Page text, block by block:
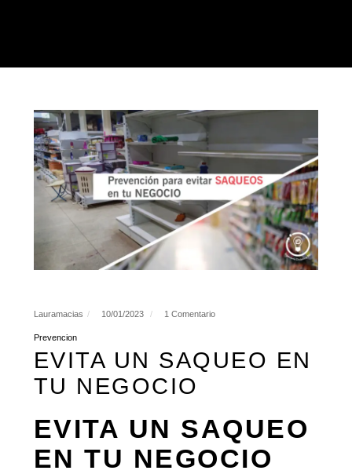
Lauramacias 10/01/2023 1 Comentario
Prevencion
EVITA UN SAQUEO EN
TU NEGOCIO
EVITA UN SAQUEO
EN TU NEGOCIO